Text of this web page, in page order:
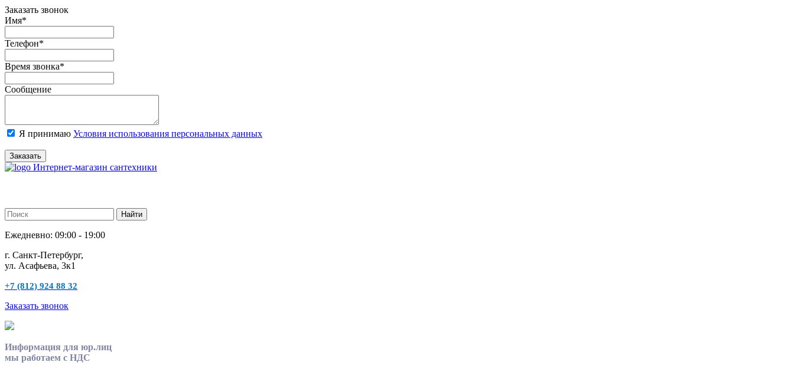
Заказать звонок
Имя*
Телефон*
Время звонка*
Сообщение
Я принимаю Условия использования персональных данных
Заказать
Интернет-магазин сантехники
Ежедневно: 09:00 - 19:00
г. Санкт-Петербург,
ул. Асафьева, 3к1
+7 (812) 924 88 32
Заказать звонок
Информация для юр.лиц
мы работаем с НДС